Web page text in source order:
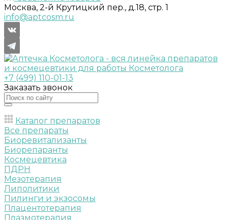
Москва, 2-й Крутицкий пер., д.18, стр. 1
info@aptcosm.ru
+7 (499) 110-01-13
Заказать звонок
Каталог препаратов
Все препараты
Биоревитализанты
Биорепаранты
Космецевтика
ПДРН
Мезотерапия
Липолитики
Пилинги и экзосомы
Плацентотерапия
Плазмотерапия